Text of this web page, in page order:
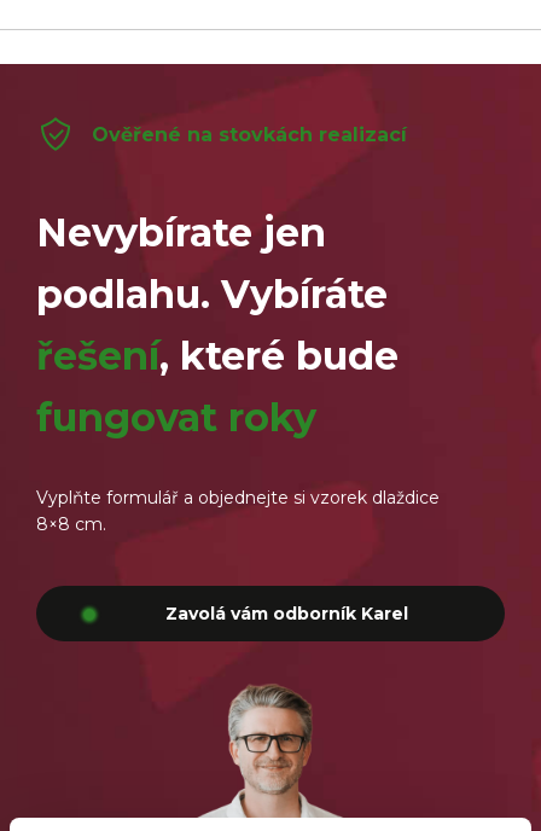
Ověřené na stovkách realizací
Nevybírate jen
podlahu. Vybíráte
řešení, které bude
fungovat roky
Vyplňte formulář a objednejte si vzorek dlaždice
8×8 cm.
Zavolá vám odborník Karel